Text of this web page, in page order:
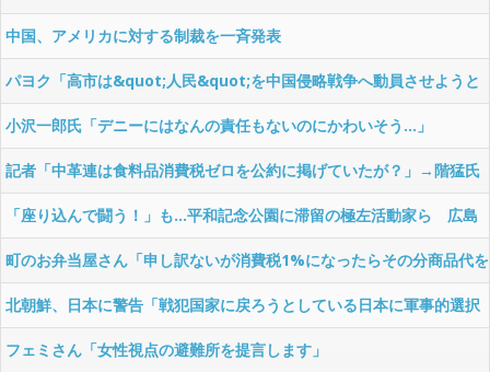
る。日本人以上の水準のみ許可」
中国、アメリカに対する制裁を一斉発表
パヨク「高市は&quot;人民&quot;を中国侵略戦争へ動員させようと
しています」
小沢一郎氏「デニーにはなんの責任もないのにかわいそう…」
記者「中革連は食料品消費税ゼロを公約に掲げていたが？」→階猛氏
「それは財源確保という条件付き」
「座り込んで闘う！」も…平和記念公園に滞留の極左活動家ら 広島
県警が全員排除
町のお弁当屋さん「申し訳ないが消費税1%になったらその分商品代を
値上げするわ」
北朝鮮、日本に警告「戦犯国家に戻ろうとしている日本に軍事的選択
肢を検討」
フェミさん「女性視点の避難所を提言します」